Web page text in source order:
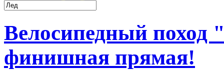
Велосипедный поход
финишная прямая!